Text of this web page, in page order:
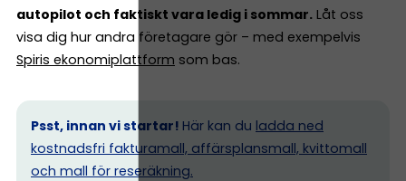
autopilot och faktiskt vara ledig i sommar. Låt oss
visa dig hur andra företagare gör – med exempelvis
Spiris ekonomiplattform som bas.
Psst, innan vi startar! Här kan du ladda ned
kostnadsfri fakturamall, affärsplansmall, kvittomall
och mall för reseräkning.